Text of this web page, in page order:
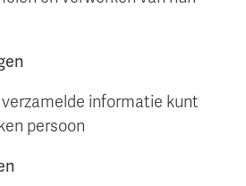
informatie kunt
persoon